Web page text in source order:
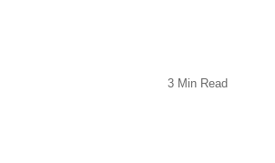
3 Min Read